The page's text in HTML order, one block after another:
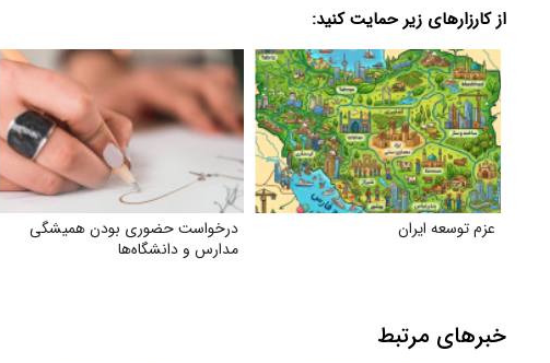
از کارزارهای زیر حمایت کنید:
عزم توسعه ایران
درخواست حضوری بودن همیشگی
مدارس و دانشگاه‌ها
خبرهای مرتبط